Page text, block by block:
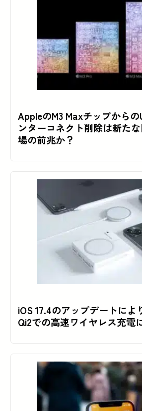
AppleのM3 Maxチップから
ンターコネクト削除は新た
場の前兆か？
iOS 17.4のアップデートによ
Qi2での高速ワイヤレス充電